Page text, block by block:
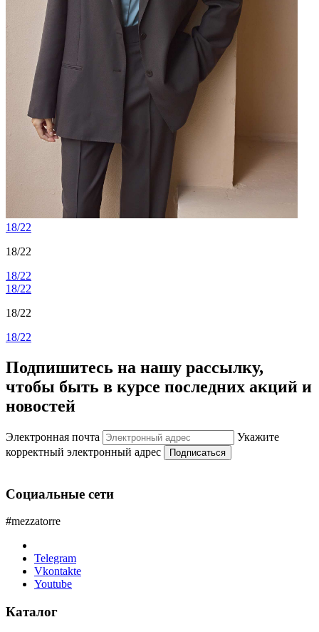
18/22
18/22
18/22
18/22
18/22
18/22
Подпишитесь на нашу рассылку,
чтобы быть в курсе последних акций и
новостей
Электронная почта
Укажите
корректный электронный адрес
Подписаться
Социальные сети
#mezzatorre
Telegram
Vkontakte
Youtube
Каталог